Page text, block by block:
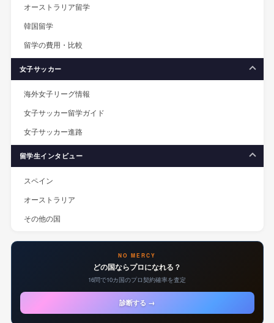
オーストラリア留学
韓国留学
留学の費用・比較
女子サッカー
海外女子リーグ情報
女子サッカー留学ガイド
女子サッカー進路
留学生インタビュー
スペイン
オーストラリア
その他の国
NO MERCY
どの国ならプロになれる？
16問で10カ国のプロ契約確率を査定
診断する →